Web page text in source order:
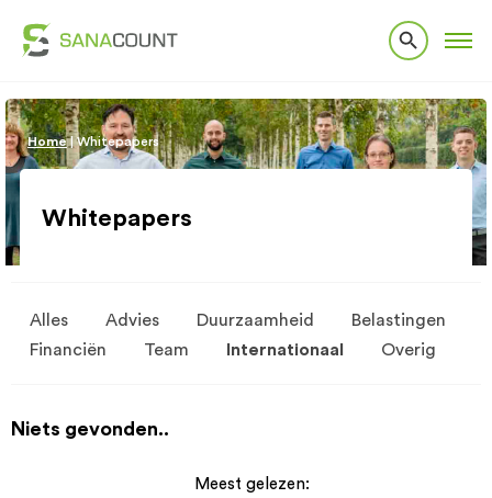
Home|Whitepapers
Whitepapers
Alles Advies Duurzaamheid
Belastingen
Financiën
Team Internationaal Overig
Niets gevonden..
Meest gelezen: